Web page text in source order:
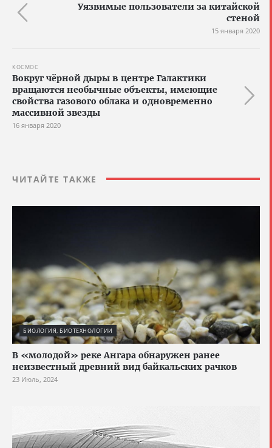
Уязвимые пользователи за китайской
стеной
15 января 2020
КОСМОС
Вокруг чёрной дыры в центре Галактики
вращаются необычные объекты, имеющие
свойства газового облака и одновременно
массивной звезды
16 января 2020
ЧИТАЙТЕ ТАКЖЕ
БИОЛОГИЯ, БИОТЕХНОЛОГИИ
В «молодой» реке Ангара обнаружен ранее
неизвестный древний вид байкальских рачков
23 Июль, 2024